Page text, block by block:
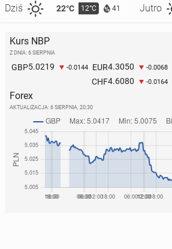
Dziś 22°C 12°C 41 Jutro
Kurs NBP
Z DNIA: 6 SIERPNIA
GBP5.0219 -0.0144 EUR4.3050 -0.0068
CHF4.6080 -0.0164
Forex
AKTUALIZACJA: 6 SIERPNIA, 20:30